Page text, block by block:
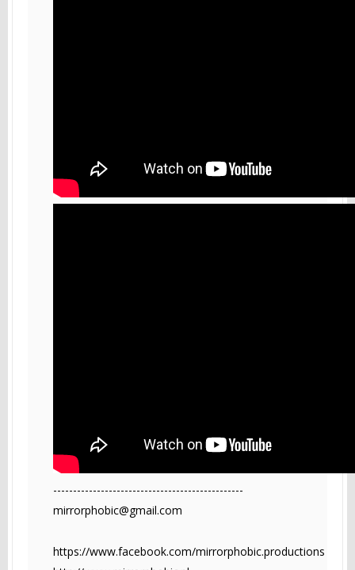
------------------------------------------------
mirrorphobic@gmail.com
https://www.facebook.com/mirrorphobic.productions